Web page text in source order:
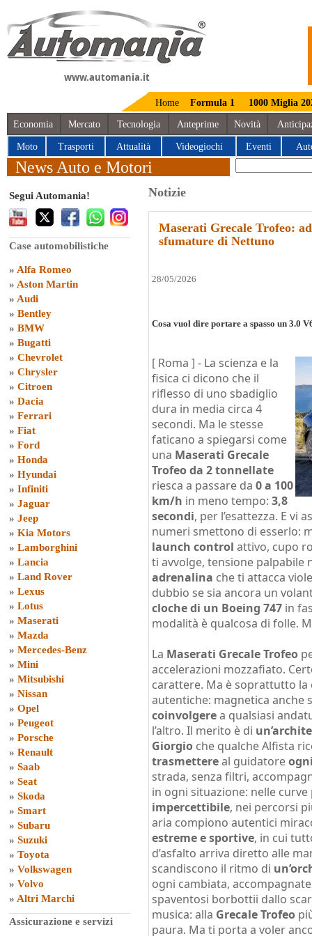
www.automania.it
Home Formula 1 1000 Miglia
Economia Mercato Tecnologia Anteprime Novità
Moto Trasporti Attualità Videogiochi Eventi
News Auto e Motori
Segui Automania!
Case automobilistiche
» Alfa Romeo
» Aston Martin
» Audi
» Bentley
» BMW
» Bugatti
» Chevrolet
» Chrysler
» Citroen
» Dacia
» Ferrari
» Fiat
» Ford
» Honda
» Hyundai
» Infiniti
» Jaguar
» Jeep
» Kia Motors
» Lamborghini
» Lancia
» Land Rover
» Lexus
» Lotus
» Maserati
» Mazda
» Mercedes-Benz
» Mini
» Mitsubishi
» Nissan
» Opel
» Peugeot
» Porsche
» Renault
» Saab
» Seat
» Skoda
» Smart
» Subaru
» Suzuki
» Toyota
» Volkswagen
» Volvo
» Altri Marchi
Assicurazione e servizi
Notizie
Maserati Grecale Trofeo:
sfumature di Nettuno
28/05/2026
Cosa vuol dire portare a spasso un 3.0
[ Roma ] - La scienza e la
fisica ci dicono che il
riflesso di uno sbadiglio
dura in media circa 4
secondi. Ma le stesse
faticano a spiegarsi come
una Maserati Grecale
Trofeo da 2 tonnellate
riesca a passare da 0 a 100
km/h in meno tempo: 3,8
secondi, per l’esattezza. E vi
numeri smettono di esserlo:
launch control attivo, cupo
ti avvolge, tensione palpabile
adrenalina che ti attacca
dubbio se sia ancora un
cloche di un Boeing 747 in
modalità è qualcosa di folle.
La Maserati Grecale Trofeo
accelerazioni mozzafiato.
carattere. Ma è soprattutto
autentiche: magnetica anche
coinvolgerea qualsiasi
l’altro. Il merito è di
Giorgio che qualche Alfista
trasmettereal guidatore
strada, senza filtri,
in ogni situazione: nelle
impercettibile, nei percorsi
aria compiono autentici
estreme e sportive, in cui
d’asfalto arriva diretto alle
scandiscono il ritmo di
ogni cambiata,
spaventosi borbottii dallo
musica: alla Grecale Trofeo
paura. Ma ti porta a voler